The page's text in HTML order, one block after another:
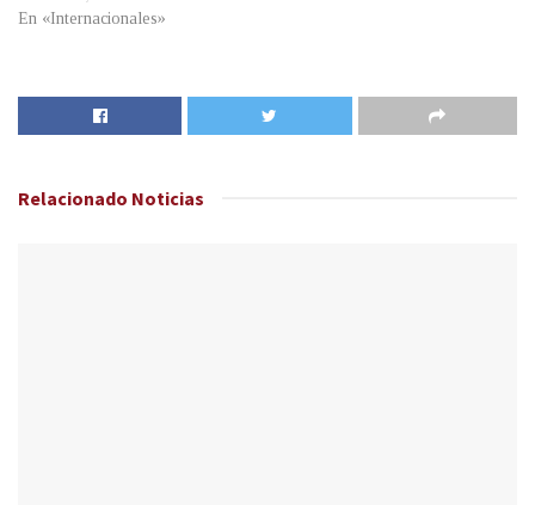
En «Internacionales»
Relacionado Noticias